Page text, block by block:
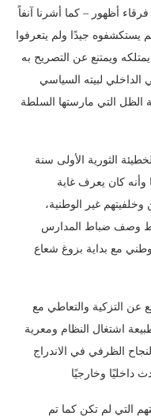
أظهور – كما أشرنا آنفاً
يستكشفوه جيدًا ولم يتعرفوا
ويمتنع عن التصريح به
الداخلي لبيته السياسي
الظل التي مارستها السلطة
الثورية الأولى سنة
الكره سنة 1992 لا سيما وأنه كان يعرف غاية
وخلفيتهم غير الوطنية،
وصف ضباط المدارس
مع بداية بزوغ شعاع
عن التزكية والتعاطي مع
اشتغال النظام ومعرية
الظرفي في الاندراج
التي لم تكن كما تم